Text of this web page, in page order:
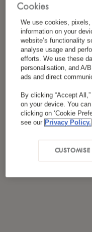
Cookies
We use cookies,
information on your
website’s functionality
analyse usage and
efforts. We use these
personalisation, and A/
ads and direct
By clicking “Accept
on your device. You
clicking on ‘Cookie
see our Privacy Policy.
CUSTOMISE